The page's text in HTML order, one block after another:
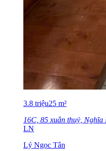
3.8 triệu25 m²
16C, 85 xuân thuỷ,
LN
Lý Ngọc Tân